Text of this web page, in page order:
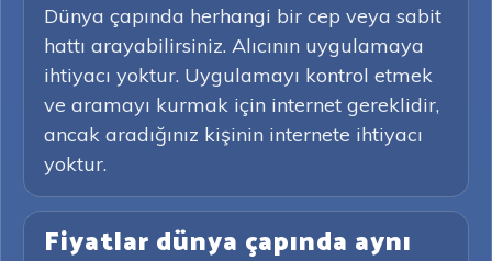
Dünya çapında herhangi bir cep veya sabit
hattı arayabilirsiniz. Alıcının uygulamaya
ihtiyacı yoktur. Uygulamayı kontrol etmek
ve aramayı kurmak için internet gereklidir,
ancak aradığınız kişinin internete ihtiyacı
yoktur.
Fiyatlar dünya çapında aynı